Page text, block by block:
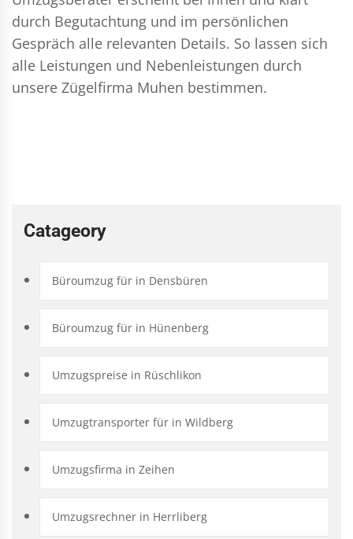
durch Begutachtung und im persönlichen
Gespräch alle relevanten Details. So lassen sich
alle Leistungen und Nebenleistungen durch
unsere Zügelfirma Muhen bestimmen.
Catageory
Büroumzug für in Densbüren
Büroumzug für in Hünenberg
Umzugspreise in Rüschlikon
Umzugtransporter für in Wildberg
Umzugsfirma in Zeihen
Umzugsrechner in Herrliberg